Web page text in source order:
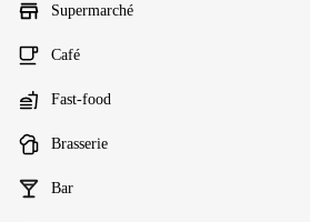
Supermarché
Café
Fast-food
Brasserie
Bar